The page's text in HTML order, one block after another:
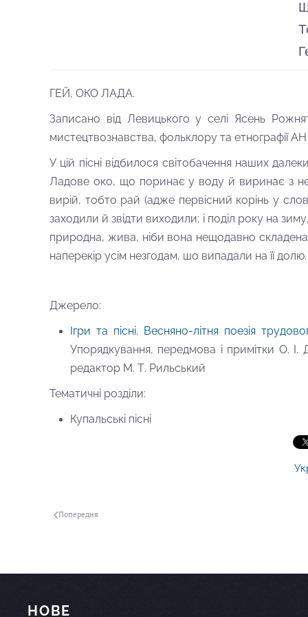
ГЕЙ, ОКО ЛАДА.
Записано від Левицького у селі Ясень
мистецтвознавства, фольклору та етнографії
У цій пісні відбилося світобачення на­ших
Ладове око, що поринає у воду й виринає з
вирій, тобто рай (адже первісний корінь у
заходили й звідти виходили; і поділ року на
природна, жива, ніби вона нещодавно
наперекір усім незгодам, шо випада­ли на її долю.
Джерело:
Ігри та пісні. Весняно-літня поезія
Упорядкування, передмова і примітки О. І.
редактор М. Т. Рильський
Тематичні розділи:
Купальські пісні
Попередня
НОВЕ